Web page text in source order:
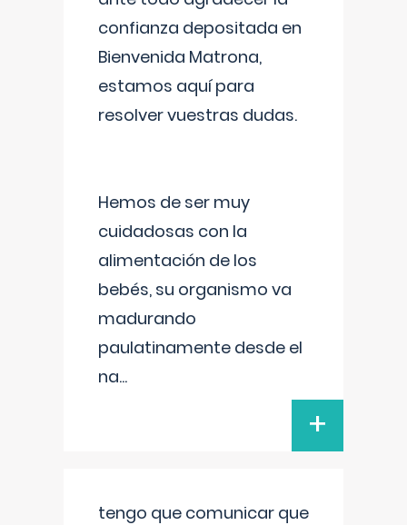
confianza depositada en
Bienvenida Matrona,
estamos aquí para
resolver vuestras dudas.
Hemos de ser muy
cuidadosas con la
alimentación de los
bebés, su organismo va
madurando
paulatinamente desde el
na...
+
tengo que comunicar que